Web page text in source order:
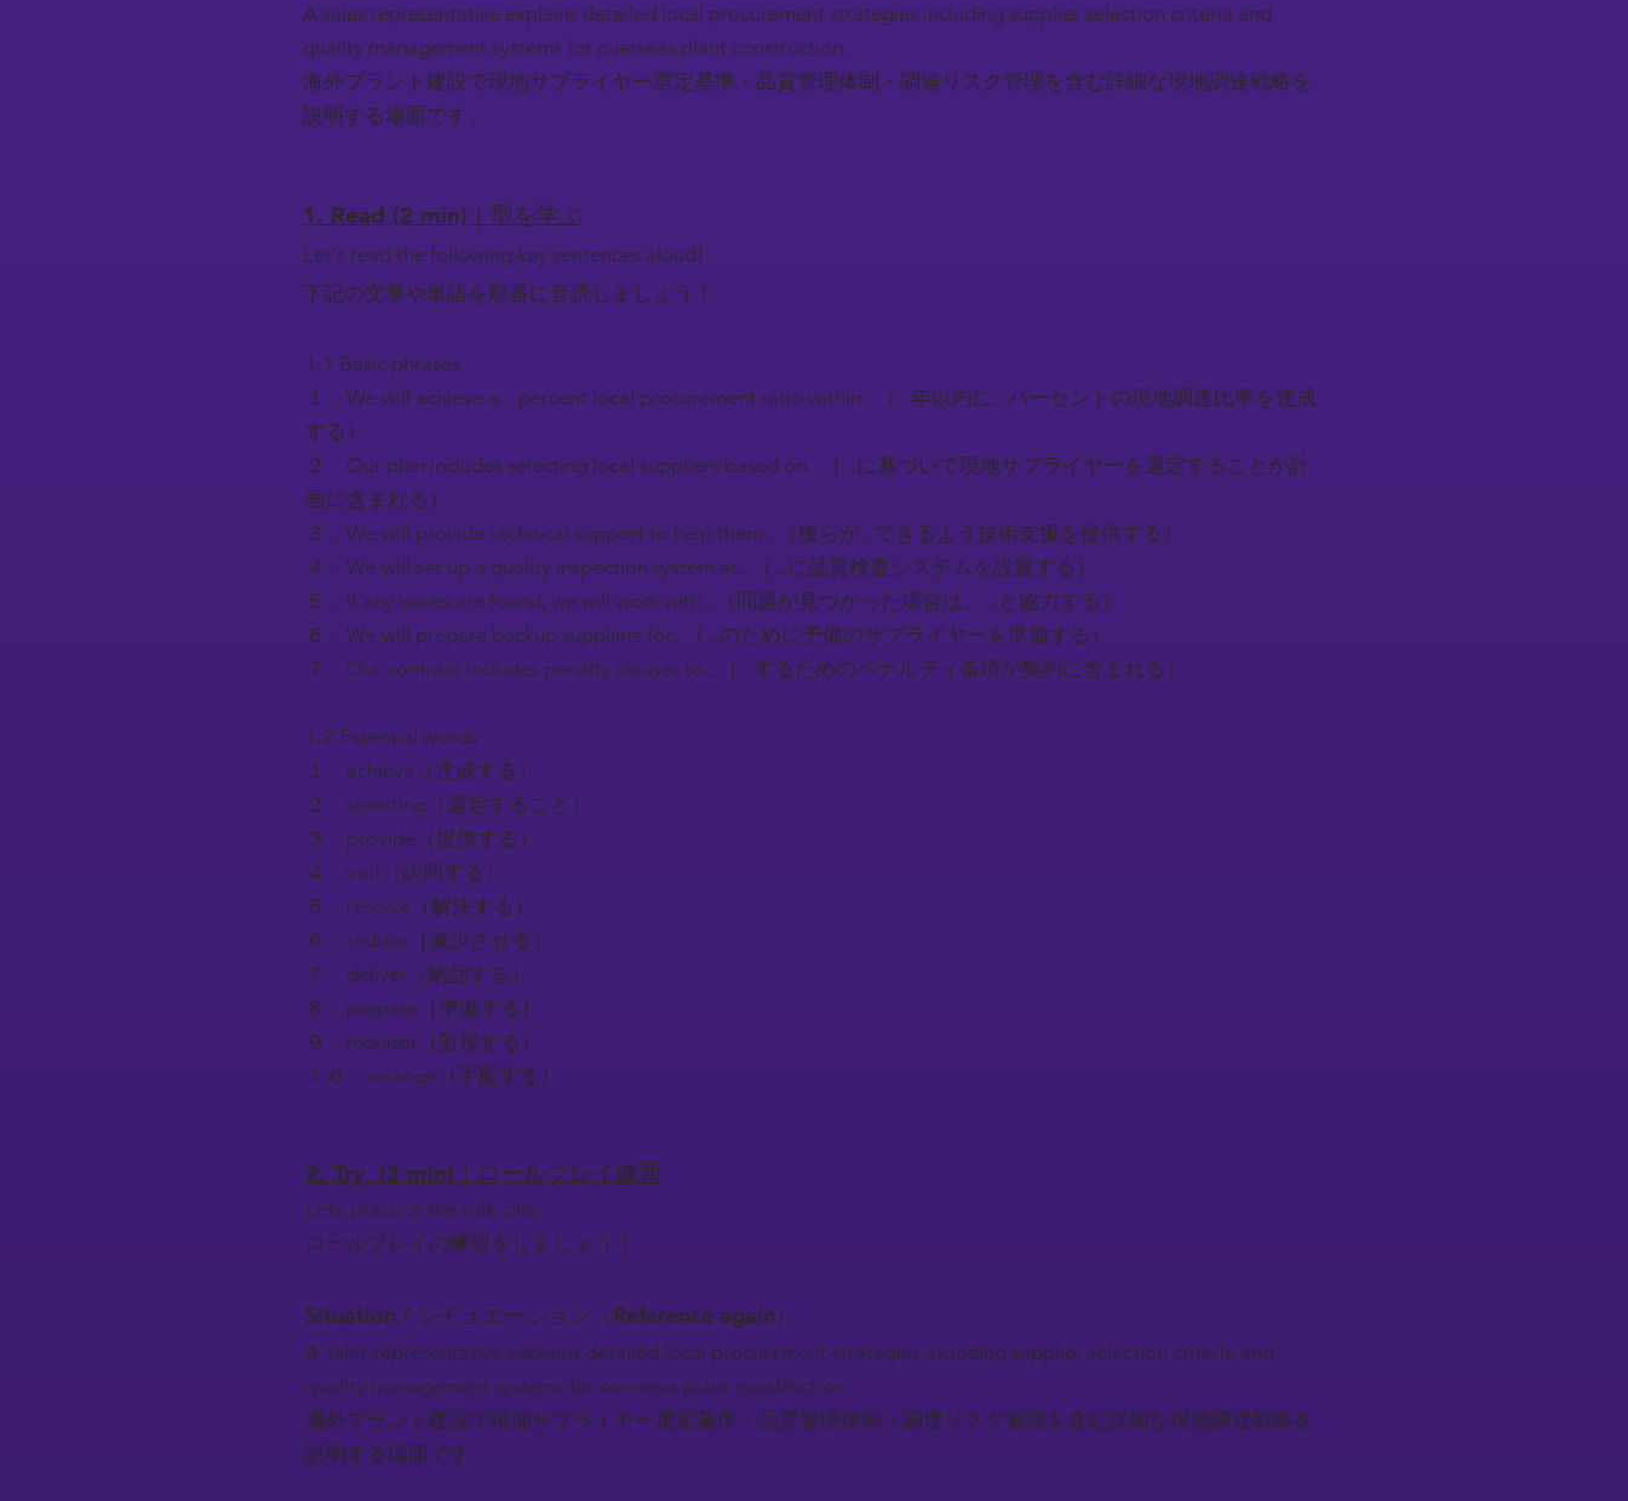
A sales representative explains detailed local procurement strategies including supplier selection criteria and
quality management systems for overseas plant construction.
海外プラント建設で現地サプライヤー選定基準・品質管理体制・調達リスク管理を含む詳細な現地調達戦略を
説明する場面です。
1. Read (2 min)｜型を学ぶ
Let's read the following key sentences aloud!
下記の文章や単語を順番に音読しましょう！
1-1 Basic phrases
１．We will achieve a... percent local procurement ratio within...（...年以内に...パーセントの現地調達比率を達成
する）
２．Our plan includes selecting local suppliers based on...（...に基づいて現地サプライヤーを選定することが計
画に含まれる）
３．We will provide technical support to help them...（彼らが...できるよう技術支援を提供する）
４．We will set up a quality inspection system at...（...に品質検査システムを設置する）
５．If any issues are found, we will work with...（問題が見つかった場合は、...と協力する）
６．We will prepare backup suppliers for...（...のために予備のサプライヤーを準備する）
７．Our contract includes penalty clauses to...（...するためのペナルティ条項が契約に含まれる）
1-2 Essential words
１．achieve（達成する）
２．selecting（選定すること）
３．provide（提供する）
４．visit（訪問する）
５．resolve（解決する）
６．reduce（減少させる）
７．deliver（納品する）
８．prepare（準備する）
９．monitor（監視する）
１０．arrange（手配する）
2. Try (3 min)｜ロールプレイ練習
Let’s practice the role-play.
ロールプレイの練習をしましょう！
Situation / シチュエーション（Reference again）
A sales representative explains detailed local procurement strategies including supplier selection criteria and
quality management systems for overseas plant construction.
海外プラント建設で現地サプライヤー選定基準・品質管理体制・調達リスク管理を含む詳細な現地調達戦略を
説明する場面です。